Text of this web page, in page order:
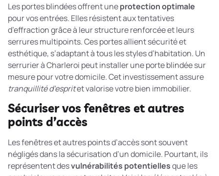
Les portes blindées offrent uneprotection optimale
pour vos entrées. Elles résistent aux tentatives
d’effraction grâce à leur structure renforcée et leurs
serrures multipoints. Ces portes allient sécurité et
esthétique, s’adaptant à tous les styles d’habitation. Un
serrurier à Charleroi peut installer une porte blindée sur
mesure pour votre domicile. Cet investissement assure
tranquillité d’espritet valorise votre bien immobilier.
Sécuriser vos fenêtres et autres
points d’accès
Les fenêtres et autres points d’accès sont souvent
négligés dans la sécurisation d’un domicile. Pourtant, ils
représentent desvulnérabilités potentiellesque les